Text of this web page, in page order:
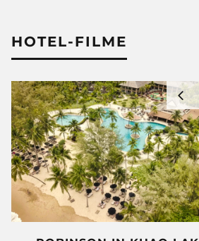
HOTEL-FILME